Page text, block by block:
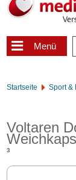
Menü
Startseite Sport &
Voltaren
3